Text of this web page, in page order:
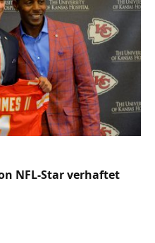
NFL-Star verhaftet